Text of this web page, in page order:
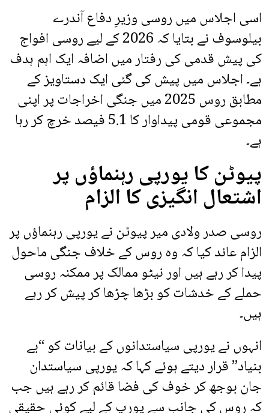
اسی اجلاس میں روسی وزیرِ دفاع آندرے
بیلوسوف نے بتایا کہ 2026 کے لیے روسی افواج
کی پیش قدمی کی رفتار میں اضافہ ایک اہم ہدف
ہے۔ اجلاس میں پیش کی گئی ایک دستاویز کے
مطابق روس 2025 میں جنگی اخراجات پر اپنی
مجموعی قومی پیداوار کا 5.1 فیصد خرچ کر رہا
ہے۔
پیوٹن کا یورپی رہنماؤں پر
اشتعال انگیزی کا الزام
روسی صدر ولادی میر پیوٹن نے یورپی رہنماؤں پر
الزام عائد کیا کہ وہ روس کے خلاف جنگی ماحول
پیدا کر رہے ہیں اور نیٹو ممالک پر ممکنہ روسی
حملے کے خدشات کو بڑھا چڑھا کر پیش کر رہے
ہیں۔
انہوں نے یورپی سیاستدانوں کے بیانات کو “بے
بنیاد” قرار دیتے ہوئے کہا کہ یورپی سیاستدان
جان بوجھ کر خوف کی فضا قائم کر رہے ہیں جب